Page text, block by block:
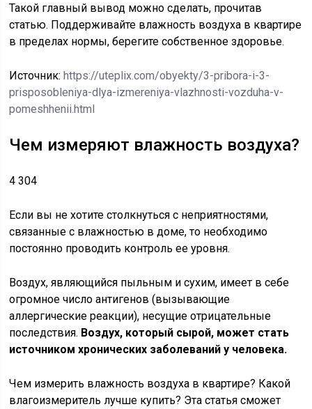
Такой главный вывод можно сделать, прочитав
статью. Поддерживайте влажность воздуха в квартире
в пределах нормы, берегите собственное здоровье.
Источник:https://uteplix.com/obyekty/3-pribora-i-3-
prisposobleniya-dlya-izmereniya-vlazhnosti-vozduha-v-
pomeshhenii.html
Чем измеряют влажность воздуха?
4 304
Если вы не хотите столкнуться с неприятностями,
связанные с влажностью в доме, то необходимо
постоянно проводить контроль ее уровня.
Воздух, являющийся пыльным и сухим, имеет в себе
огромное число антигенов (вызывающие
аллергические реакции), несущие отрицательные
последствия. Воздух, который сырой, может стать
источником хронических заболеваний у человека.
Чем измерить влажность воздуха в квартире? Какой
влагоизмеритель лучше купить? Эта статья сможет